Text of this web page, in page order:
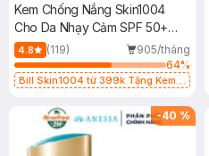
Kem Chống Nắng Skin1004
Cho Da Nhạy Cảm SPF 50+
50ml
4.8 (119)
905/tháng
64%
Bill Skin1004 từ 399k Tặng Kem
SPF 50+ 20ml (SL Có Hạn)
-40 %